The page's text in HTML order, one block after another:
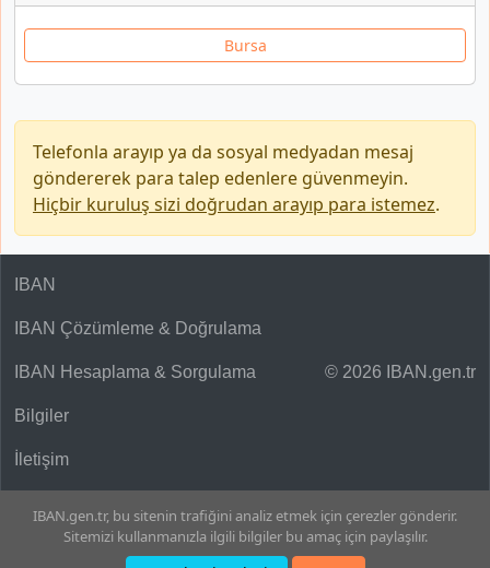
Bursa
Telefonla arayıp ya da sosyal medyadan mesaj
göndererek para talep edenlere güvenmeyin.
Hiçbir kuruluş sizi doğrudan arayıp para istemez.
© 2026 IBAN.gen.tr
IBAN
IBAN Çözümleme & Doğrulama
IBAN Hesaplama & Sorgulama
Bilgiler
İletişim
IBAN.gen.tr, bu sitenin trafiğini analiz etmek için çerezler gönderir.
Sitemizi kullanmanızla ilgili bilgiler bu amaç için paylaşılır.